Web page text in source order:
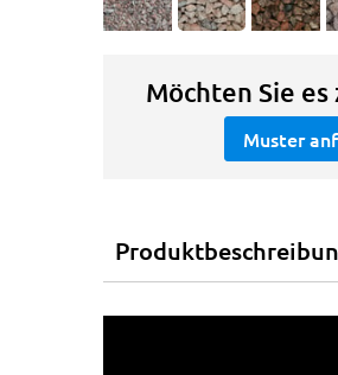
Möchten Sie es
Muster